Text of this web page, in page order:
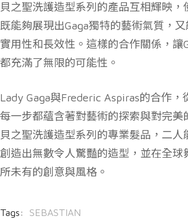
貝之聖洗護造型系列的產品互相輝映，
既能夠展現出Gaga獨特的藝術氣質，
實用性和長效性。這樣的合作關係，讓
都充滿了無限的可能性。
Lady Gaga與Frederic Aspiras的合作，
每一步都蘊含著對藝術的探索與對完美
貝之聖洗護造型系列的專業髮品，二人
創造出無數令人驚豔的造型，並在全球
所未有的創意與風格。
Tags:
SEBASTIAN